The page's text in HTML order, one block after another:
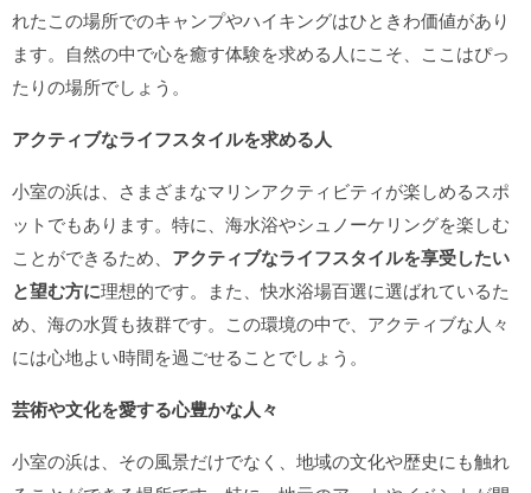
れたこの場所でのキャンプやハイキングはひときわ価値があり
ます。自然の中で心を癒す体験を求める人にこそ、ここはぴっ
たりの場所でしょう。
アクティブなライフスタイルを求める人
小室の浜は、さまざまなマリンアクティビティが楽しめるスポ
ットでもあります。特に、海水浴やシュノーケリングを楽しむ
ことができるため、 アクティブなライフスタイルを享受したい
と望む方に理想的です。また、快水浴場百選に選ばれているた
め、海の水質も抜群です。この環境の中で、アクティブな人々
には心地よい時間を過ごせることでしょう。
芸術や文化を愛する心豊かな人々
小室の浜は、その風景だけでなく、地域の文化や歴史にも触れ